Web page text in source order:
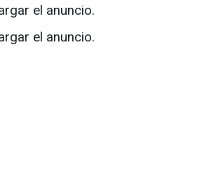
el anuncio.
el anuncio.